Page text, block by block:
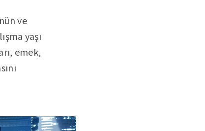
ve
yaşı
emek,